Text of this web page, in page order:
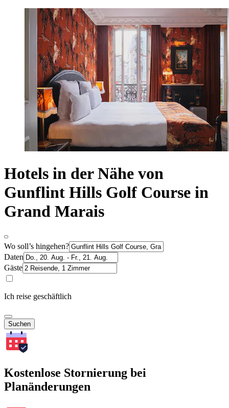
Hotels in der Nähe von
Gunflint Hills Golf Course in
Grand Marais
Wo soll’s hingehen?
Daten
Gäste
Ich reise geschäftlich
Suchen
Kostenlose Stornierung bei
Planänderungen